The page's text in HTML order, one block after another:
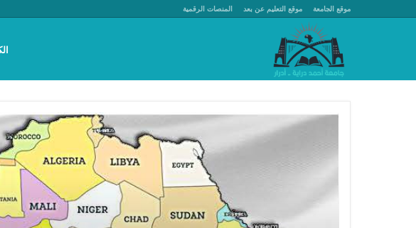
موقع الجامعة موقع التعليم عن بعد المنصات الرقمية